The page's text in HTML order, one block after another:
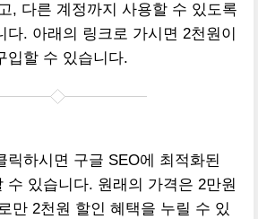
, 다른 계정까지 사용할 수 있도록
다. 아래의 링크로 가시면 2천원이
입할 수 있습니다.
릭하시면 구글 SEO에 최적화된
수 있습니다. 원래의 가격은 2만원
만 2천원 할인 혜택을 누릴 수 있